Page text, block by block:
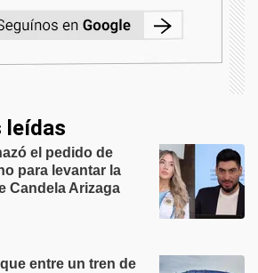
leídas
el pedido de
para levantar la
Candela Arizaga
entre un tren de